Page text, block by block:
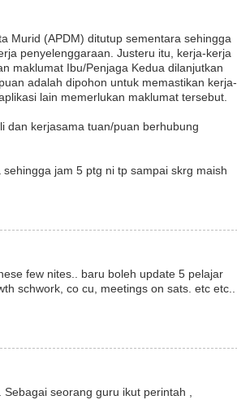
Murid (APDM) ditutup sementara sehingga
penyelenggaraan. Justeru itu, kerja-kerja
maklumat Ibu/Penjaga Kedua dilanjutkan
adalah dipohon untuk memastikan kerja-
lain memerlukan maklumat tersebut.
dan kerjasama tuan/puan berhubung
jam 5 ptg ni tp sampai skrg maish
few nites.. baru boleh update 5 pelajar
schwork, co cu, meetings on sats. etc etc..
seorang guru ikut perintah ,